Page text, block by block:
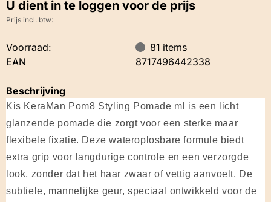
U dient in te loggen voor de prijs
Prijs incl. btw:
Voorraad: 81 items
EAN
8717496442338
Beschrijving
Kis KeraMan Pom8 Styling Pomade ml is een licht
glanzende pomade die zorgt voor een sterke maar
flexibele fixatie. Deze wateroplosbare formule biedt
extra grip voor langdurige controle en een verzorgde
look, zonder dat het haar zwaar of vettig aanvoelt. De
subtiele, mannelijke geur, speciaal ontwikkeld voor de